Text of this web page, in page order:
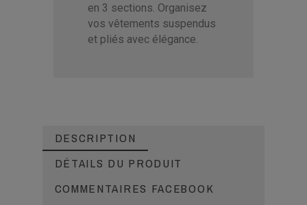
en 3 sections. Organisez
vos vêtements suspendus
et pliés avec élégance.
DESCRIPTION
DÉTAILS DU PRODUIT
COMMENTAIRES FACEBOOK